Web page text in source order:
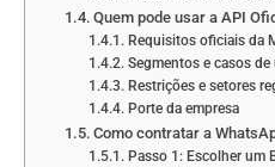
Quem pode usar a API
Requisitos oficiais da
Segmentos e casos
Restrições e setores
Porte da empresa
Como contratar a
Passo 1: Escolher um